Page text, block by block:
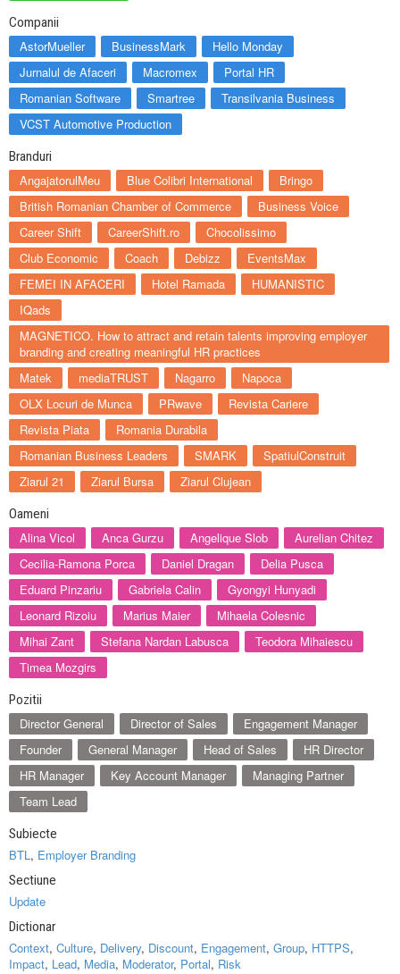
Companii
AstorMueller BusinessMark
Hello Monday
Jurnalul de Afaceri
Macromex
Portal HR
Romanian Software
Smartree
Transilvania Business
VCST Automotive Production
Branduri
AngajatorulMeu Blue Colibri International
Bringo
British Romanian Chamber of Commerce
Business Voice
Career Shift
CareerShift.ro
Chocolissimo
Club Economic
Coach Debizz
EventsMax
FEMEI IN AFACERI
Hotel Ramada
HUMANISTIC
IQads
MAGNETICO. How to attract and retain talents improving employer
branding and creating meaningful HR practices
Matek
mediaTRUST Nagarro
Napoca
OLX Locuri de Munca
PRwave
Revista Cariere
Revista Piata
Romania Durabila
Romanian Business Leaders
SMARK
SpatiulConstruit
Ziarul 21
Ziarul Bursa Ziarul Clujean
Oameni
Alina Vicol Anca Gurzu Angelique Slob
Aurelian Chitez
Cecilia-Ramona Porca
Daniel Dragan
Delia Pusca
Eduard Pinzariu
Gabriela Calin
Gyongyi Hunyadi
Leonard Rizoiu
Marius Maier
Mihaela Colesnic
Mihai Zant
Stefana Nardan Labusca
Teodora Mihaiescu
Timea Mozgirs
Pozitii
Director General Director of Sales
Engagement Manager
Founder
General Manager Head of Sales
HR Director
HR Manager
Key Account Manager
Managing Partner
Team Lead
Subiecte
BTL, Employer Branding
Sectiune
Update
Dictionar
Context, Culture, Delivery, Discount, Engagement, Group, HTTPS,
Impact, Lead, Media, Moderator, Portal, Risk